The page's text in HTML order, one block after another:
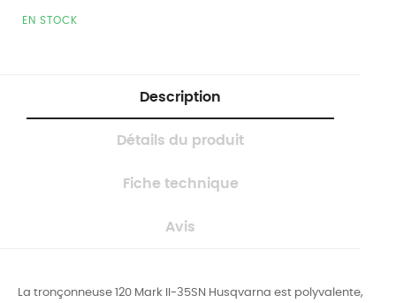
EN STOCK
Description
Détails du produit
Fiche technique
Avis
La tronçonneuse 120 Mark II-35SN Husqvarna est polyvalente,